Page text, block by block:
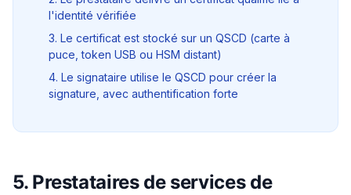
l'identité vérifiée
3. Le certificat est stocké sur un QSCD (carte à
puce, token USB ou HSM distant)
4. Le signataire utilise le QSCD pour créer la
signature, avec authentification forte
5. Prestataires de services de